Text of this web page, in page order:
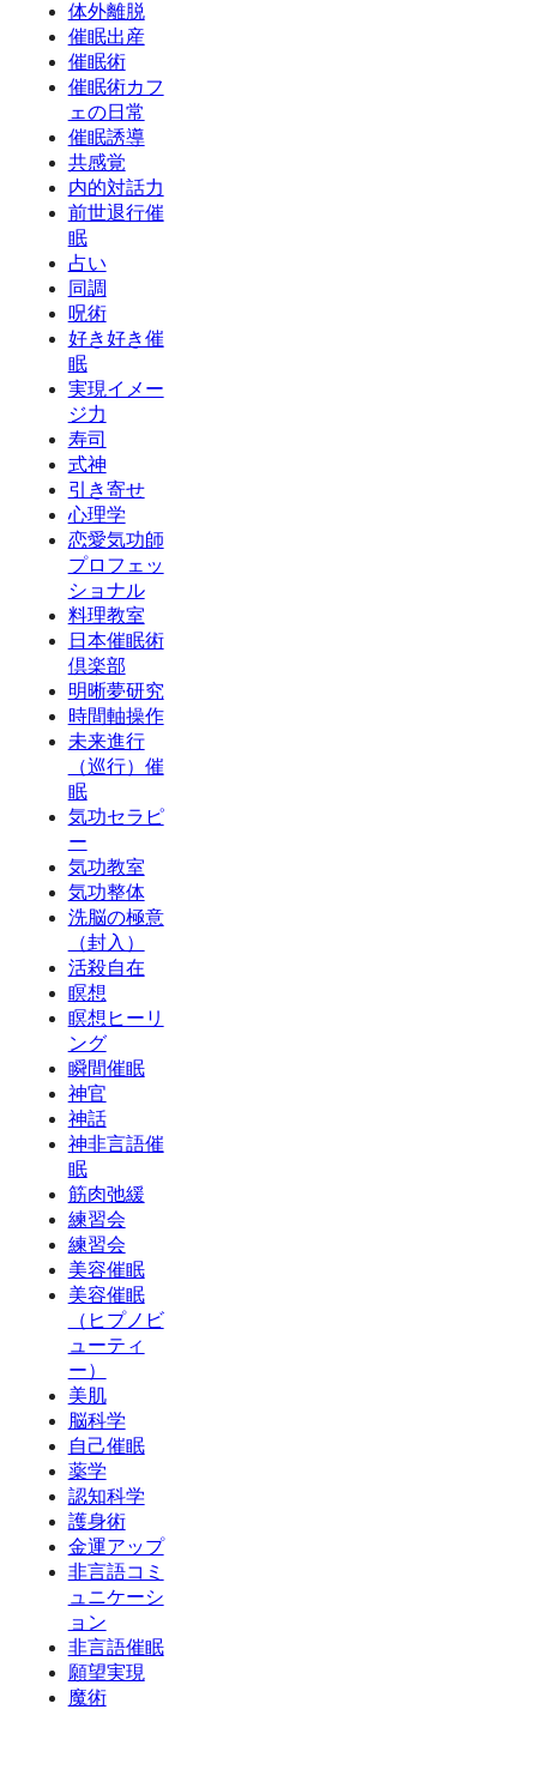
体外離脱
催眠出産
催眠術
催眠術カフ
ェの日常
催眠誘導
共感覚
内的対話力
前世退行催
眠
占い
同調
呪術
好き好き催
眠
実現イメー
ジ力
寿司
式神
引き寄せ
心理学
恋愛気功師
プロフェッ
ショナル
料理教室
日本催眠術
倶楽部
明晰夢研究
時間軸操作
未来進行
（巡行）催
眠
気功セラピ
ー
気功教室
気功整体
洗脳の極意
（封入）
活殺自在
瞑想
瞑想ヒーリ
ング
瞬間催眠
神官
神話
神非言語催
眠
筋肉弛緩
練習会
練習会
美容催眠
美容催眠
（ヒプノビ
ューティ
ー）
美肌
脳科学
自己催眠
薬学
認知科学
護身術
金運アップ
非言語コミ
ュニケーシ
ョン
非言語催眠
願望実現
魔術